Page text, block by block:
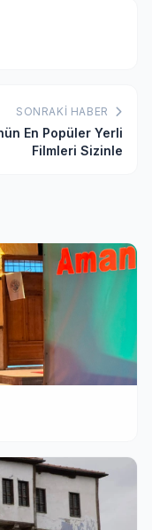
SONRAKI HABER
En Popüler Yerli
Filmleri Sizinle